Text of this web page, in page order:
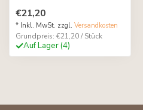
€21,20
* Inkl. MwSt. zzgl. Versandkosten
Grundpreis: €21,20 / Stück
Auf Lager (4)